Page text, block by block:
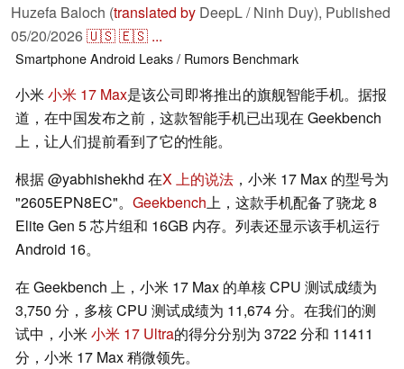
Huzefa Baloch (translated by DeepL / Ninh Duy), Published
05/20/2026🇺🇸🇪🇸 ...
SmartphoneAndroid Leaks / Rumors Benchmark
小米小米 17 Max是该公司即将推出的旗舰智能手机。据报
道，在中国发布之前，这款智能手机已出现在 Geekbench
上，让人们提前看到了它的性能。
根据 @yabhishekhd 在X 上的说法 ，小米 17 Max 的型号为
"2605EPN8EC"。 Geekbench上，这款手机配备了骁龙 8
Elite Gen 5 芯片组和 16GB 内存。列表还显示该手机运行
Android 16。
在 Geekbench 上，小米 17 Max 的单核 CPU 测试成绩为
3,750 分，多核 CPU 测试成绩为 11,674 分。在我们的测
试中，小米小米 17 Ultra的得分分别为 3722 分和 11411
分，小米 17 Max 稍微领先。